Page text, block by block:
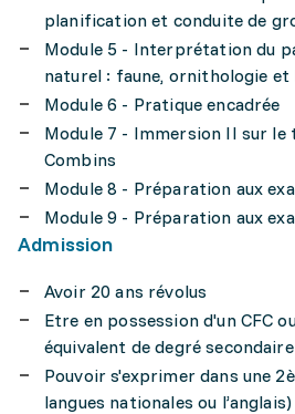
planification et conduite de
Module 5 - Interprétation du
naturel : faune, ornithologie et
Module 6 - Pratique encadrée
Module 7 - Immersion II sur le
Combins
Module 8 - Préparation aux
Module 9 - Préparation aux
Admission
Avoir 20 ans révolus
Etre en possession d'un CFC
équivalent de degré
Pouvoir s'exprimer dans une
langues nationales ou l’anglais)